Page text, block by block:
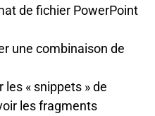
de fichier PowerPoint
une combinaison de
« snippets » de
les fragments